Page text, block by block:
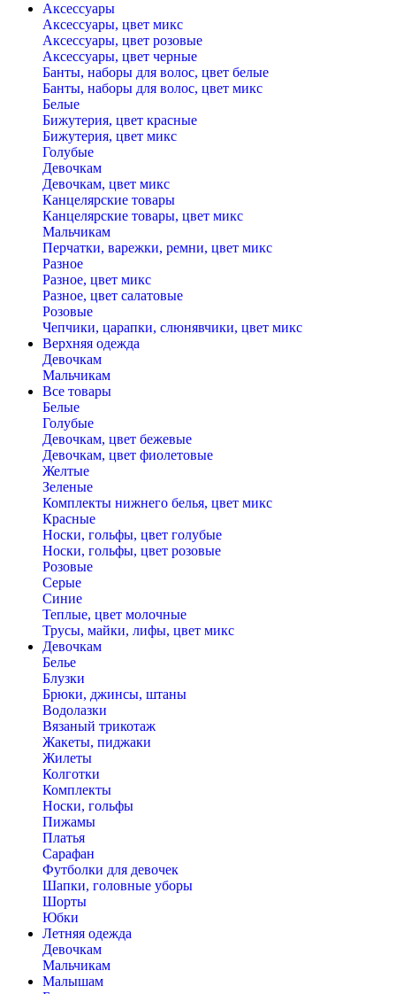
Аксессуары
Аксессуары, цвет микс
Аксессуары, цвет розовые
Аксессуары, цвет черные
Банты, наборы для волос, цвет белые
Банты, наборы для волос, цвет микс
Белые
Бижутерия, цвет красные
Бижутерия, цвет микс
Голубые
Девочкам
Девочкам, цвет микс
Канцелярские товары
Канцелярские товары, цвет микс
Мальчикам
Перчатки, варежки, ремни, цвет микс
Разное
Разное, цвет микс
Разное, цвет салатовые
Розовые
Чепчики, царапки, слюнявчики, цвет микс
Верхняя одежда
Девочкам
Мальчикам
Все товары
Белые
Голубые
Девочкам, цвет бежевые
Девочкам, цвет фиолетовые
Желтые
Зеленые
Комплекты нижнего белья, цвет микс
Красные
Носки, гольфы, цвет голубые
Носки, гольфы, цвет розовые
Розовые
Серые
Синие
Теплые, цвет молочные
Трусы, майки, лифы, цвет микс
Девочкам
Белье
Блузки
Брюки, джинсы, штаны
Водолазки
Вязаный трикотаж
Жакеты, пиджаки
Жилеты
Колготки
Комплекты
Носки, гольфы
Пижамы
Платья
Сарафан
Футболки для девочек
Шапки, головные уборы
Шорты
Юбки
Летняя одежда
Девочкам
Мальчикам
Малышам